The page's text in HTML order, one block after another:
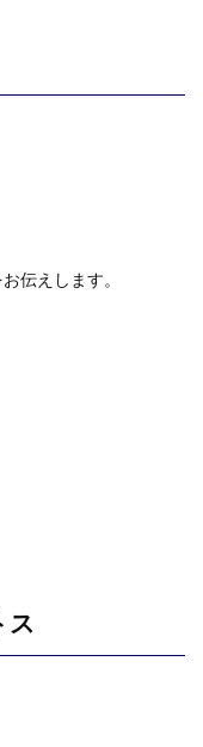
伝えします。
ス